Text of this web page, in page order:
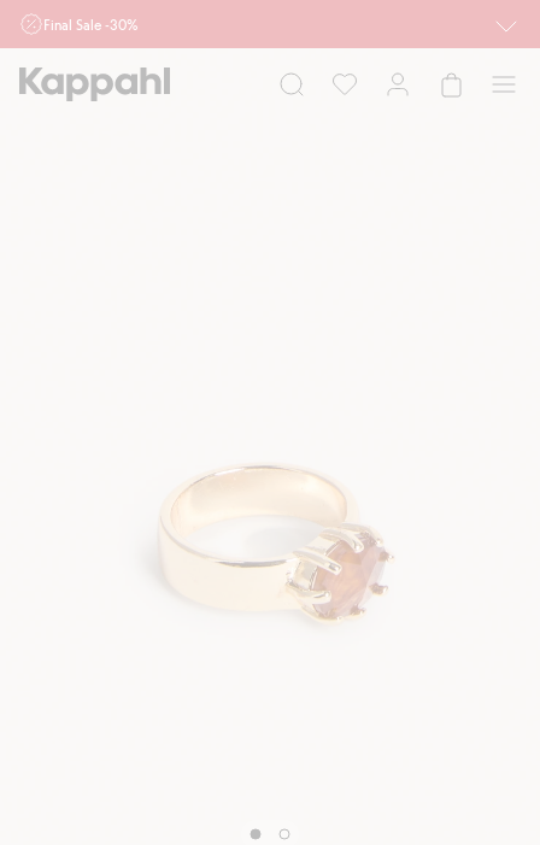
Final Sale -30%
działu outlet do 10.8 w sklepach Kappahl i Newbie oraz na kappahl.com. Ofert
nie łączymy